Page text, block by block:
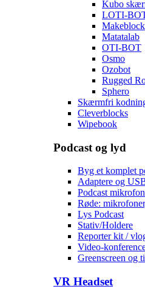
Kubo
LOTI-
Makeblock
Matatalab
OTI-BOT
Osmo
Ozobot
Rugged
Sphero
Skærmfri
Cleverblocks
Wipebook
Podcast og lyd
Byg et komplet
Adaptere og
Podcast
Røde:
Lys Podcast
Stativ/Holdere
Reporter kit /
Video-
Greenscreen og
VR Headset